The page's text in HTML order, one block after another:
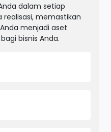
dalam setiap
realisasi, memastikan
menjadi aset
bisnis Anda.